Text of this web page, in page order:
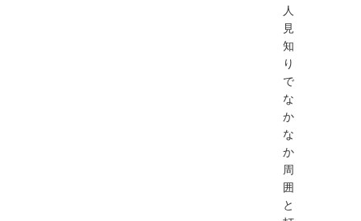
人
見
知
り
で
な
か
な
か
周
囲
と